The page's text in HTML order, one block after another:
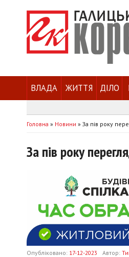
ВЛАДА ЖИТТЯ ДІЛО
Головна » Новини » За пів року
За пів року
Опубліковано: 17-12-2023 Автор: